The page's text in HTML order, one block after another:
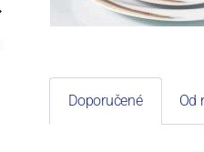
Doporučené Od